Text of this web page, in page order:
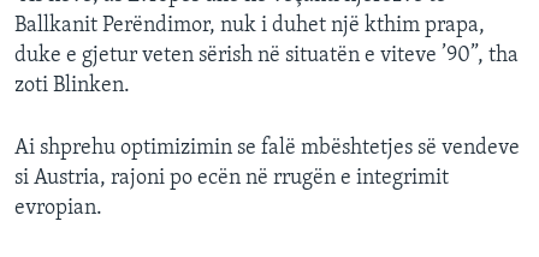
Ballkanit Perëndimor, nuk i duhet një kthim prapa,
duke e gjetur veten sërish në situatën e viteve ’90”, tha
zoti Blinken.
Ai shprehu optimizimin se falë mbështetjes së vendeve
si Austria, rajoni po ecën në rrugën e integrimit
evropian.